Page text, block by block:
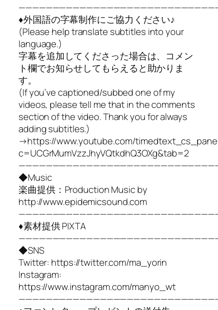
♦︎外国語の字幕制作にご協力ください♪
(Please help translate subtitles into your
language.)
字幕を追加してくださった場合は、コメン
ト欄でお知らせしてもらえると助かりま
す。
(If you’ve captioned/subbed one of my
videos, please tell me that in the comments
section of the video. Thank you for always
adding subtitles.)
→https://www.youtube.com/
c=UCGrMumVzzJhyVQtkdhQ3OXg&tab=2
◆Music
楽曲提供：Production Music by
http://www.epidemicsound.com
♦︎素材提供 PIXTA
◆SNS
Twitter: https://twitter.com/ma_yorin
Instagram:
https://www.instagram.com/manyo_wt